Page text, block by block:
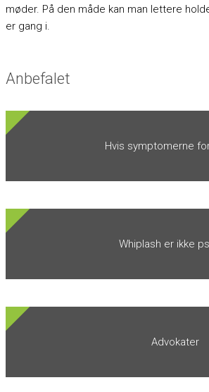
møder. På den måde kan man lettere
er gang i.
Anbefalet
Hvis symptomerne
Whiplash er ikke
Advokater